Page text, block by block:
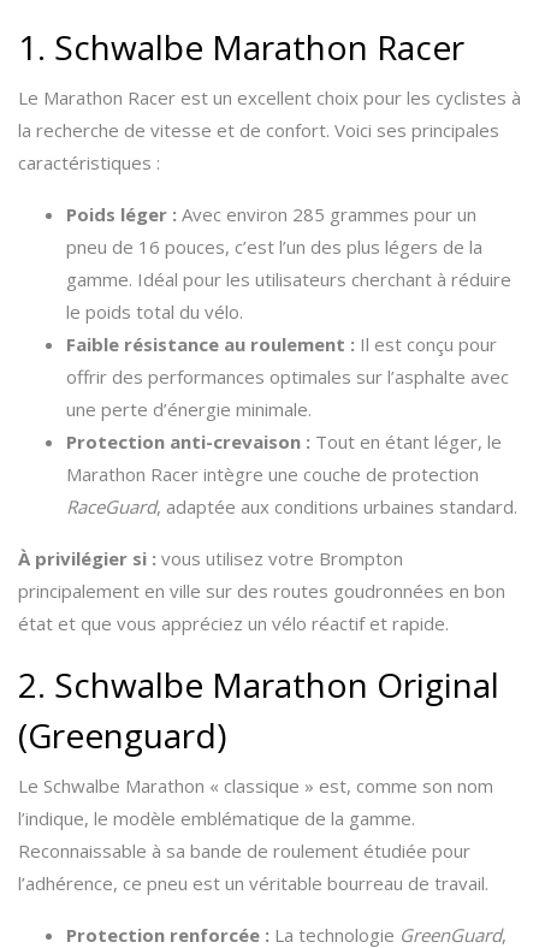
1. Schwalbe Marathon Racer
Le Marathon Racer est un excellent choix pour les cyclistes à
la recherche de vitesse et de confort. Voici ses principales
caractéristiques :
Poids léger : Avec environ 285 grammes pour un
pneu de 16 pouces, c’est l’un des plus légers de la
gamme. Idéal pour les utilisateurs cherchant à réduire
le poids total du vélo.
Faible résistance au roulement : Il est conçu pour
offrir des performances optimales sur l’asphalte avec
une perte d’énergie minimale.
Protection anti-crevaison : Tout en étant léger, le
Marathon Racer intègre une couche de protection
RaceGuard, adaptée aux conditions urbaines standard.
À privilégier si : vous utilisez votre Brompton
principalement en ville sur des routes goudronnées en bon
état et que vous appréciez un vélo réactif et rapide.
2. Schwalbe Marathon Original
(Greenguard)
Le Schwalbe Marathon « classique » est, comme son nom
l’indique, le modèle emblématique de la gamme.
Reconnaissable à sa bande de roulement étudiée pour
l’adhérence, ce pneu est un véritable bourreau de travail.
Protection renforcée : La technologie GreenGuard,